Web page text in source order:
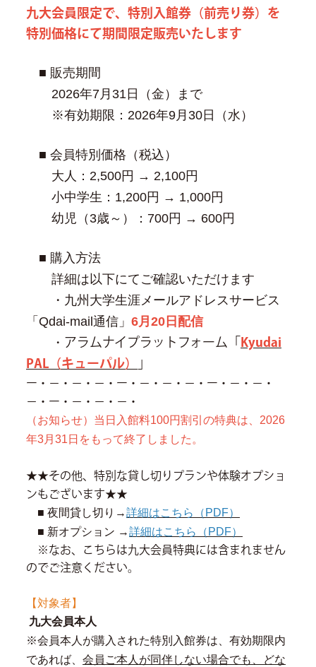
九大会員限定で、特別入館券（前売り券）を
特別価格にて期間限定販売いたします
■ 販売期間
2026年7月31日（金）まで
※有効期限：2026年9月30日（水）
■ 会員特別価格（税込）
大人：2,500円 → 2,100円
小中学生：1,200円 → 1,000円
幼児（3歳～）：700円 → 600円
■ 購入方法
詳細は以下にてご確認いただけます
・九州大学生涯メールアドレスサービス
「 Qdai-mail通信」 6月 20 日配信
・ アラムナイプラットフォーム「
Kyudai
PAL（キューパル）
」
ー・－・－・－・ー・－・－・－・ー・－・－・
－・ー・－・－・－・
（お知らせ）当日入館料100円割引の特典は、 2026
年3月 31 日をもって終了しました。
★★その他、特別な貸し切りプランや体験オプショ
ンもございます★★
■ 夜間貸し切り→詳細はこちら（ PDF）
■ 新オプション →詳細はこちら（ PDF）
※なお、こちらは九大会員特典には含まれません
のでご注意ください。
【対象者】
九大会員本人
※会員本人が購入された特別入館券は、有効期限内
であれば、 会員ご本人が同伴しない場合でも、どな